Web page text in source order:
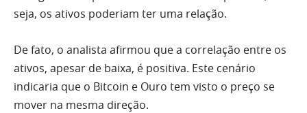
seja, os ativos poderiam ter uma relação.
De fato, o analista afirmou que a correlação entre os
ativos, apesar de baixa, é positiva. Este cenário
indicaria que o Bitcoin e Ouro tem visto o preço se
mover na mesma direção.